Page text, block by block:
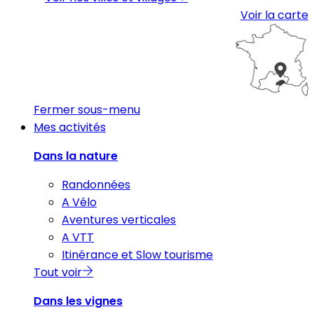
Voir la carte
Fermer sous-menu
Mes activités
Dans la nature
Randonnées
A Vélo
Aventures verticales
A VTT
Itinérance et Slow tourisme
Tout voir
Dans les vignes